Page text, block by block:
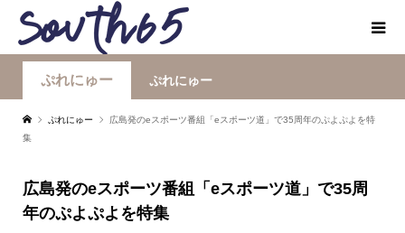
ぷれにゅー ぷれにゅー
ぷれにゅー
広島発のeスポーツ番組「eスポーツ道」で35周年のぷよぷよを特
集
広島発のeスポーツ番組「eスポーツ道」で35周
年のぷよぷよを特集